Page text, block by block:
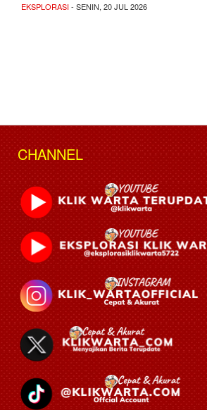
EKSPLORASI- SENIN, 20 JUL 2026
CHANNEL